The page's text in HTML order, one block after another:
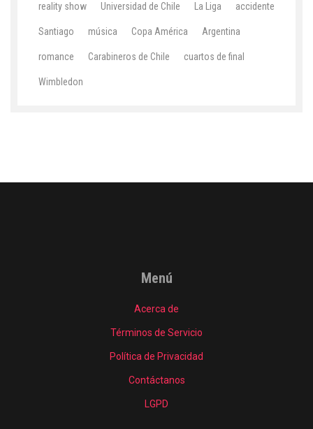
reality show Universidad de Chile La Liga accidente
Santiago música Copa América Argentina
romance Carabineros de Chile cuartos de final
Wimbledon
Menú
Acerca de
Términos de Servicio
Política de Privacidad
Contáctanos
LGPD